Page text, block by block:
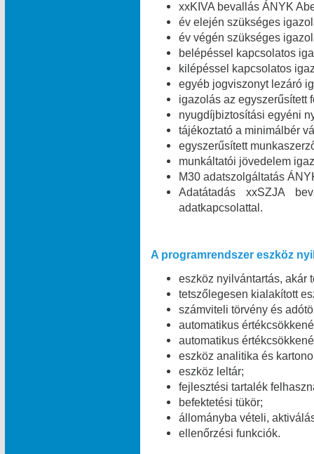
xxKIVA bevallás ÁNYK
év elején szükséges
év végén szükséges
belépéssel kapcsolatos
kilépéssel kapcsolatos
egyéb jogviszonyt lezáró
igazolás az egyszerűsített
nyugdíjbiztosítási egyéni
tájékoztató a minimálbér
egyszerűsített
munkáltatói jövedelem
M30 adatszolgáltatás
Adatátadás xxSZJA
adatkapcsolattal.
A programrendszer eszköz
eszköz nyilvántartás, akár
tetszőlegesen kialakított
számviteli törvény és
automatikus
automatikus
eszköz analitika és
eszköz leltár;
fejlesztési tartalék
befektetési tükör;
állományba vételi,
ellenőrzési funkciók.